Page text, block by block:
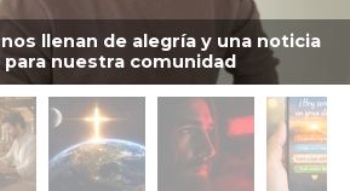
llenan de alegría y una noticia
para nuestra comunidad